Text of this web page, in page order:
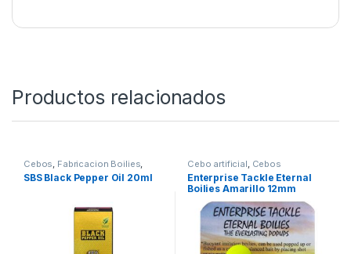
Productos relacionados
Cebos Fabricacion Boilies
Liquidos
SBS Black Pepper Oil 20ml
Cebo artificial Cebos
Enterprise Tackle Eternal
Boilies Amarillo 12mm